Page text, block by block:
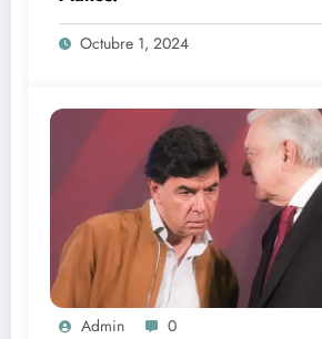
Octubre 1, 2024
Admin 0